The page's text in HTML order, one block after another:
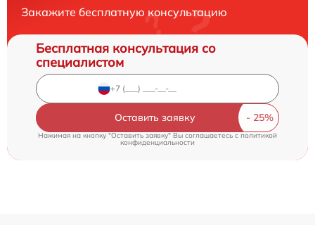
Закажите бесплатную консультацию
Бесплатная консультация со
специалистом
Оставить заявку
Нажимая на кнопку "Оставить заявку" Вы соглашаетесь cполитикой
конфиденциальности